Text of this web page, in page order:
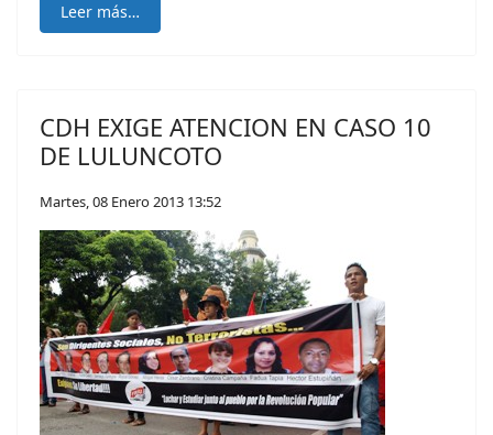
Leer más…
CDH EXIGE ATENCION EN CASO 10
DE LULUNCOTO
Martes, 08 Enero 2013 13:52